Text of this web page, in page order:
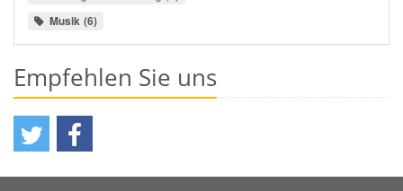
Musik 6
Empfehlen Sie uns